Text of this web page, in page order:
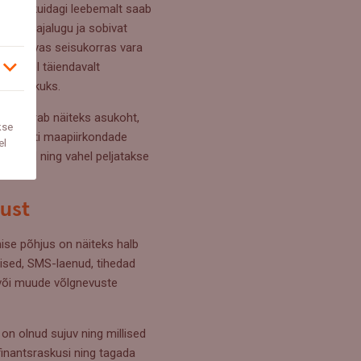
kuidagi leebemalt saab
ja sobivat
Halvas seisukorras vara
veel täiendavalt
määrab näiteks asukoht,
alati maapiirkondade
ning vahel peljatakse
põhjus on näiteks halb
SMS-laenud, tihedad
muude võlgnevuste
olnud sujuv ning millised
ning tagada